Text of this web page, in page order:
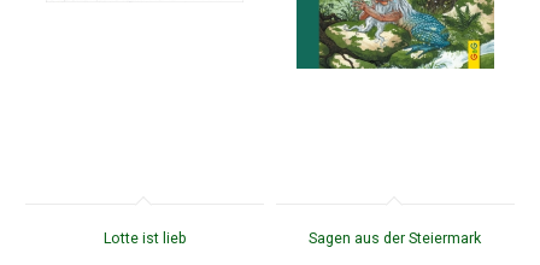
Lotte ist lieb Sagen aus der Steiermark